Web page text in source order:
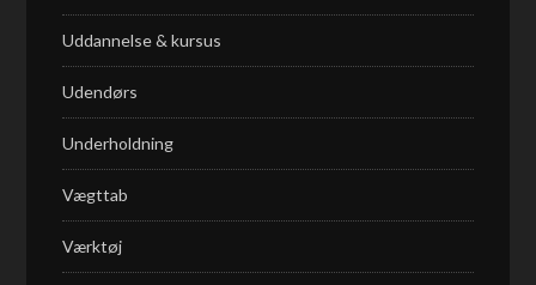
Uddannelse & kursus
Udendørs
Underholdning
Vægttab
Værktøj